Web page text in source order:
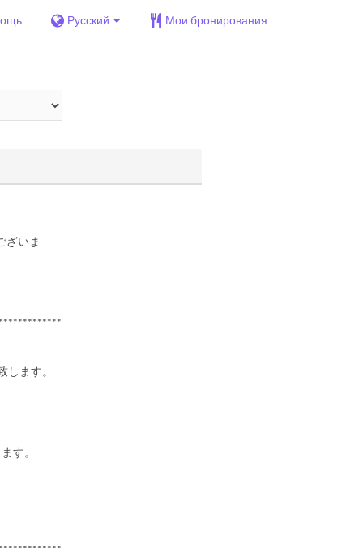
Русский Мои бронирования
ざいま
ます。
す。